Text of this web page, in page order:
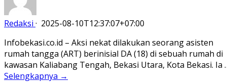
Redaksi · 2025-08-10T12:37:07+07:00
Infobekasi.co.id – Aksi nekat dilakukan seorang asisten
rumah tangga (ART) berinisial DA (18) di sebuah rumah di
kawasan Kaliabang Tengah, Bekasi Utara, Kota Bekasi. Ia
Selengkapnya →